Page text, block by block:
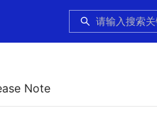
Note